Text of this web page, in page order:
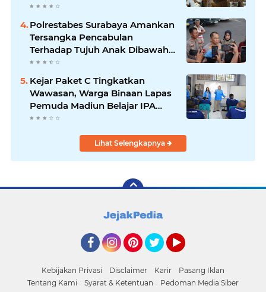
Polrestabes Surabaya Amankan
Tersangka Pencabulan
Terhadap Tujuh Anak Dibawah
Umur
Kejar Paket C Tingkatkan
Wawasan, Warga Binaan Lapas
Pemuda Madiun Belajar IPA
Bersama Mahasiswa UNIPMA
Lihat Selengkapnya
Kebijakan Privasi Disclaimer Karir
Pasang Iklan
Tentang Kami
Syarat & Ketentuan
Pedoman Media Siber